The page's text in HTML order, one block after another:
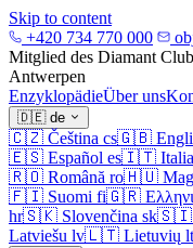
Skip to content
+420 734 770 000
Mitglied des Diamant
Antwerpen
EnzyklopädieÜber uns
🇩🇪 de
🇨🇿 Čeština cs🇬🇧
🇪🇸 Español es🇮🇹
🇷🇴 Română ro🇭🇺
🇫🇮 Suomi fi🇬🇷
hr🇸🇰 Slovenčina sk🇸🇮
Latviešu lv🇱🇹 Lietuvių lt